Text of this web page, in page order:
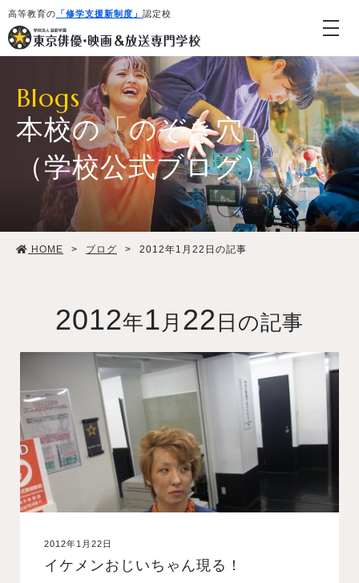
高等教育の 「修学支援新制度」 認定校
学校紹介・教育システム
学生生活
就職・デビュー
入試案内
学校情報
オープンキャンパス
訪問者別メニュー
Blogs
本校の「のぞき穴」
（学校公式ブログ）
HOME > ブログ > 2012年1月22日の記事
2012年1 月 22 日の記事
2012年1月22日
イケメンおじいちゃん現る！